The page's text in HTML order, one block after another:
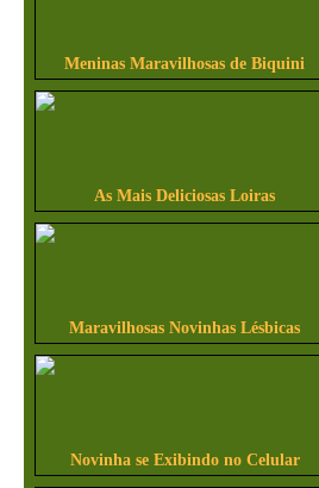
Meninas Maravilhosas de Biquini
As Mais Deliciosas Loiras
Maravilhosas Novinhas Lésbicas
Novinha se Exibindo no Celular